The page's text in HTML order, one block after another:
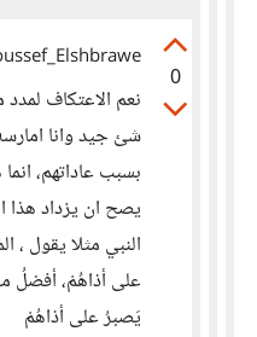
0
نعم الاعتكاف لمدد
شئ جيد وانا
بسبب عاداتهم،
يصح ان يزداد هذا
النبي مثلا يقول ،
على أذاهُمْ، أفضلُ
يَصبرُ على أذاهُمْ